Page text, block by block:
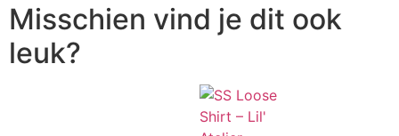
Misschien vind je dit ook
leuk?